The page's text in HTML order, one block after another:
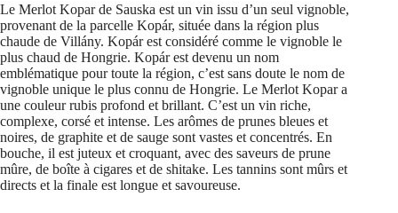
Le Merlot Kopar de Sauska est un vin issu d’un seul vignoble,
provenant de la parcelle Kopár, située dans la région plus
chaude de Villány. Kopár est considéré comme le vignoble le
plus chaud de Hongrie. Kopár est devenu un nom
emblématique pour toute la région, c’est sans doute le nom de
vignoble unique le plus connu de Hongrie. Le Merlot Kopar a
une couleur rubis profond et brillant. C’est un vin riche,
complexe, corsé et intense. Les arômes de prunes bleues et
noires, de graphite et de sauge sont vastes et concentrés. En
bouche, il est juteux et croquant, avec des saveurs de prune
mûre, de boîte à cigares et de shitake. Les tannins sont mûrs et
directs et la finale est longue et savoureuse.